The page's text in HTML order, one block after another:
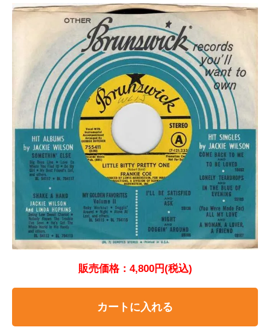
販売価格：4,800円(税込)
カートに入れる